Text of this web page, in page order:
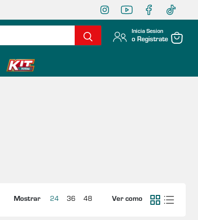
Inicia Sesion
o Registrate
Mostrar 24 36 48 Ver como